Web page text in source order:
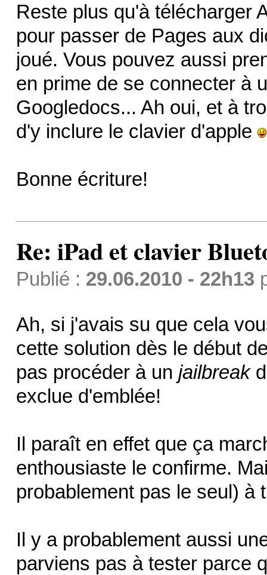
Reste plus qu'à télécharger
pour passer de Pages aux
joué. Vous pouvez aussi
en prime de se connecter à
Googledocs... Ah oui, et à
d'y inclure le clavier d'apple
Bonne écriture!
Re: iPad et clavier
Publié : 29.06.2010 - 22h13
Ah, si j'avais su que cela
cette solution dès le début
pas procéder à un jailbreak
exclue d'emblée!
Il paraît en effet que ça
enthousiaste le confirme.
probablement pas le seul)
Il y a probablement aussi
parviens pas à tester parce